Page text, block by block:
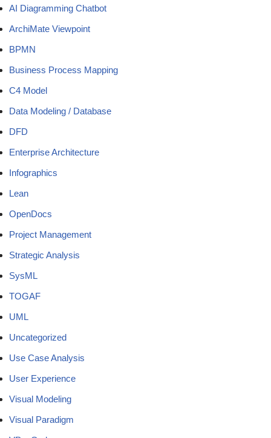
AI Diagramming Chatbot
ArchiMate Viewpoint
BPMN
Business Process Mapping
C4 Model
Data Modeling / Database
DFD
Enterprise Architecture
Infographics
Lean
OpenDocs
Project Management
Strategic Analysis
SysML
TOGAF
UML
Uncategorized
Use Case Analysis
User Experience
Visual Modeling
Visual Paradigm